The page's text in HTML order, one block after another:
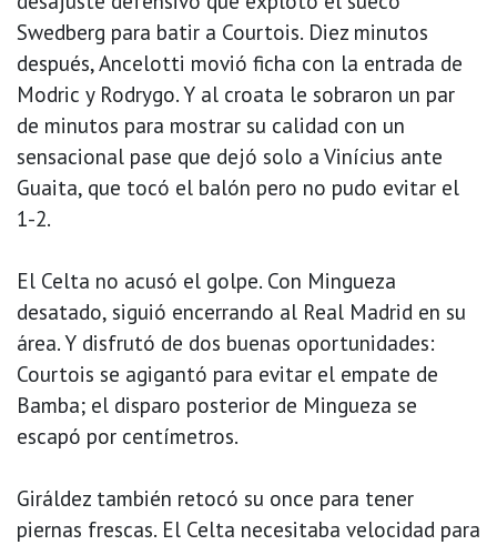
Swedberg para batir a Courtois. Diez minutos
después, Ancelotti movió ficha con la entrada de
Modric y Rodrygo. Y al croata le sobraron un par
de minutos para mostrar su calidad con un
sensacional pase que dejó solo a Vinícius ante
Guaita, que tocó el balón pero no pudo evitar el
1-2.
El Celta no acusó el golpe. Con Mingueza
desatado, siguió encerrando al Real Madrid en su
área. Y disfrutó de dos buenas oportunidades:
Courtois se agigantó para evitar el empate de
Bamba; el disparo posterior de Mingueza se
escapó por centímetros.
Giráldez también retocó su once para tener
piernas frescas. El Celta necesitaba velocidad para